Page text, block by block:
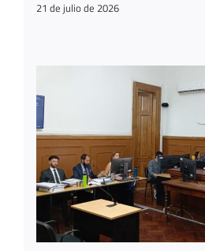
21 de julio de 2026